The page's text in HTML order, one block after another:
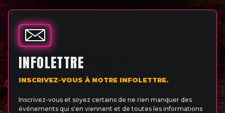
INFOLETTRE
INSCRIVEZ-VOUS À NOTRE INFOLETTRE.
Inscrivez-vous et soyez certains de ne rien manquer des
événements qui s'en viennent et de toutes les informations